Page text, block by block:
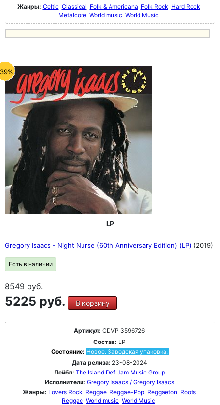
Жанры: Celtic Classical Folk & Americana Folk Rock Hard Rock
Metalcore World music World Music
LP
Gregory Isaacs - Night Nurse (60th Anniversary Edition) (LP) (2019)
Есть в наличии
8549руб.
5225 руб. В корзину
Артикул: CDVP 3596726
Состав: LP
Состояние: Новое. Заводская упаковка.
Дата релиза: 23-08-2024
Лейбл: The Island Def Jam Music Group
Исполнители: Gregory Isaacs / Gregory Isaacs
Жанры: Lovers Rock Reggae Reggae-Pop Reggaeton Roots
Reggae World music World Music